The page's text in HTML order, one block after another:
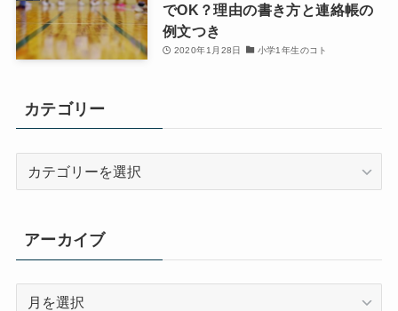
でOK？理由の書き方と連絡帳の
例文つき
2020年1月28日 小学1年生のコト
カテゴリー
ー
アーカイブ